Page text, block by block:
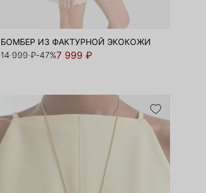
БОМБЕР ИЗ ФАКТУРНОЙ ЭКОКОЖИ
14 999 ₽-47%7 999 ₽